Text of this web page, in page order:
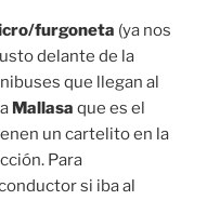
furgoneta (ya nos
delante de la
que llegan al
Mallasa que es el
un cartelito en la
Para
si iba al